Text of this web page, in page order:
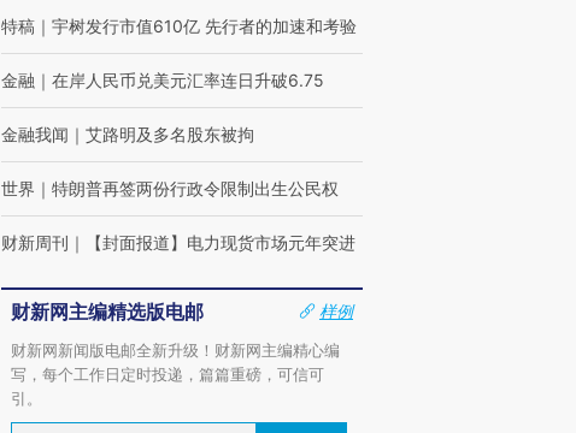
特稿 ｜ 宇树发行市值610亿 先行者的加速和考验
金融 ｜ 在岸人民币兑美元汇率连日升破6.75
金融我闻 ｜ 艾路明及多名股东被拘
世界 ｜ 特朗普再签两份行政令限制出生公民权
财新周刊 ｜ 【封面报道】电力现货市场元年突进
财新网主编精选版电邮
样例
财新网新闻版电邮全新升级！财新网主编精心编
写，每个工作日定时投递，篇篇重磅，可信可
引。